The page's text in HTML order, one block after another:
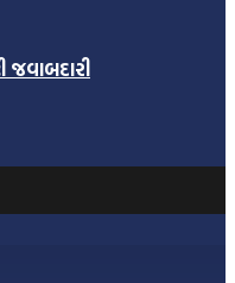
જવાબદારી